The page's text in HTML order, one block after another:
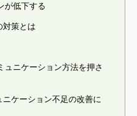
が低下する
対策とは
ュニケーション方法を押さ
ケーション不足の改善に